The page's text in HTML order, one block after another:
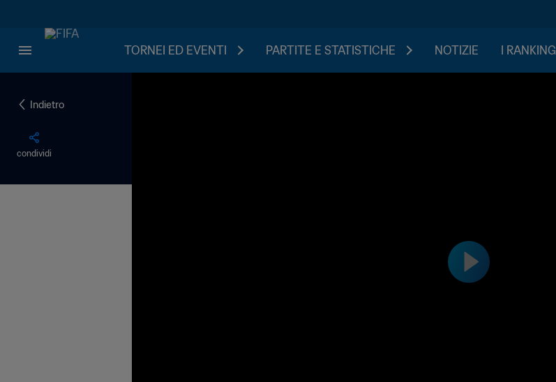
TORNEI ED EVENTI PARTITE E STATISTICHE NOTIZIE I RANKING
Indietro
condividi